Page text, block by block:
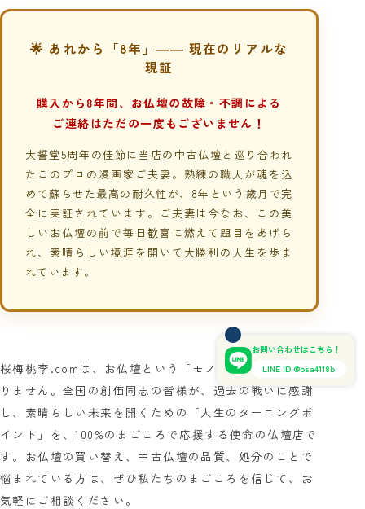
🌟 あれから「8年」―― 現在のリアルな
現証
購入から8年間、お仏壇の故障・不調による
ご連絡はただの一度もございません！
大誓堂5周年の佳節に当店の中古仏壇と巡り合われ
たこのプロの漫画家ご夫妻。熟練の職人が魂を込
めて蘇らせた最高の耐久性が、8年という歳月で完
全に実証されています。ご夫妻は今なお、この美
しいお仏壇の前で毎日歓喜に燃えて題目をあげら
れ、素晴らしい境涯を開いて大勝利の人生を歩ま
れています。
桜梅桃李.comは、お仏壇という「モノ」を売る店ではあ
りません。全国の創価同志の皆様が、過去の戦いに感謝
し、素晴らしい未来を開くための「人生のターニングポ
イント」を、100%のまごころで応援する使命の仏壇店で
す。お仏壇の買い替え、中古仏壇の品質、処分のことで
悩まれている方は、ぜひ私たちのまごころを信じて、お
気軽にご相談ください。
お問い合わせはこちら！
LINE ID @osa4118b